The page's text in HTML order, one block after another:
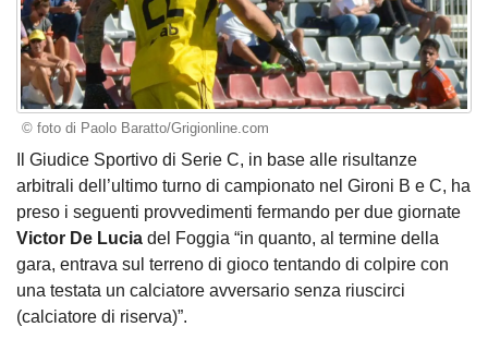
© foto di Paolo Baratto/Grigionline.com
Il Giudice Sportivo di Serie C, in base alle risultanze
arbitrali dell’ultimo turno di campionato nel Gironi B e C, ha
preso i seguenti provvedimenti fermando per due giornate
Victor De Lucia del Foggia “in quanto, al termine della
gara, entrava sul terreno di gioco tentando di colpire con
una testata un calciatore avversario senza riuscirci
(calciatore di riserva)”.